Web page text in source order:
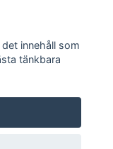
innehåll som
tänkbara